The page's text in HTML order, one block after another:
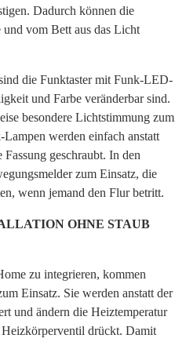
Dadurch können die
vom Bett aus das Licht
die Funktaster mit Funk-LED-
und Farbe veränderbar sind.
besondere Lichtstimmung zum
werden einfach anstatt
geschraubt. In den
zum Einsatz, die
wenn jemand den Flur betritt.
OHNE STAUB
zu integrieren, kommen
Einsatz. Sie werden anstatt der
und ändern die Heiztemperatur
drückt. Damit